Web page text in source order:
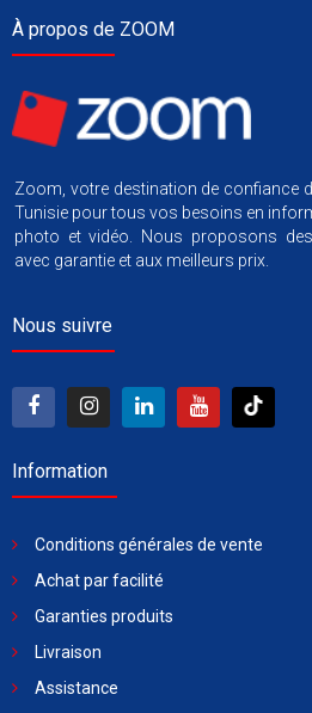
À propos de ZOOM
Zoom, votre destination de confiance
Tunisie pour tous vos besoins en
photo et vidéo. Nous proposons
avec garantie et aux meilleurs prix.
Nous suivre
Information
Conditions générales de vente
Achat par facilité
Garanties produits
Livraison
Assistance